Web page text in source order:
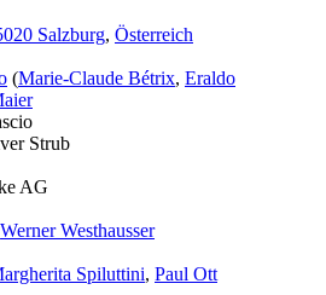
Salzburg, Österreich
(Marie-Claude Bétrix, Eraldo
Strub
AG
Werner Westhausser
Spiluttini, Paul Ott